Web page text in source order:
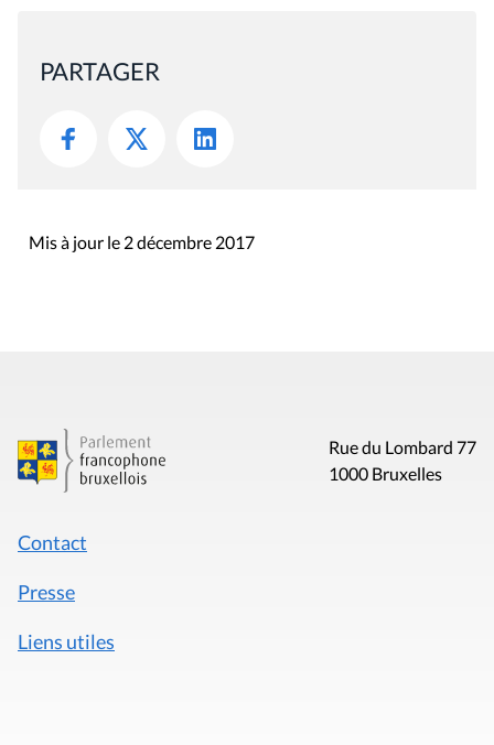
PARTAGER
Mis à jour le 2 décembre 2017
Rue du Lombard 77
1000 Bruxelles
Contact
Presse
Liens utiles